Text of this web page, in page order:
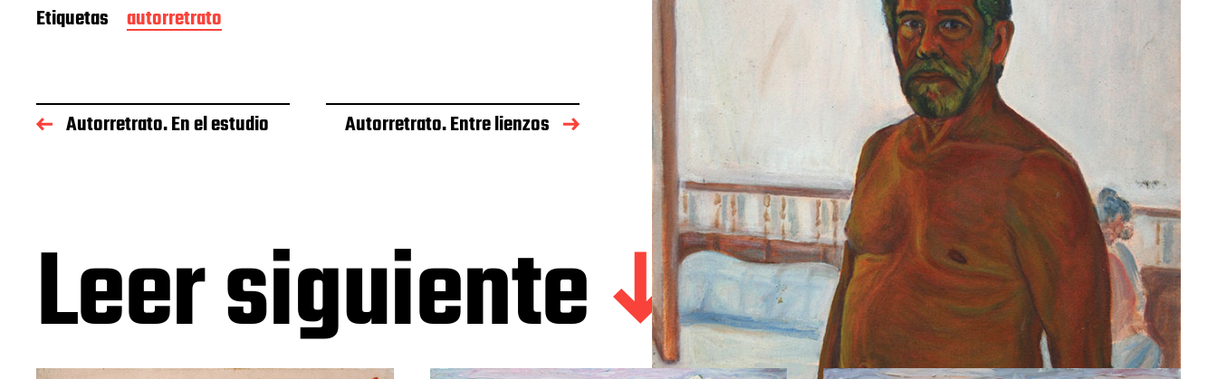
Etiquetas autorretrato
Autorretrato. En el estudio Autorretrato. Entre lienzos
Leer siguiente